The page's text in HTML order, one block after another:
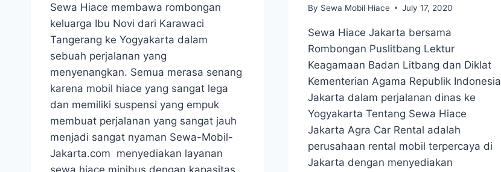
Sewa Hiace membawa rombongan
keluarga Ibu Novi dari Karawaci
Tangerang ke Yogyakarta dalam
sebuah perjalanan yang
menyenangkan. Semua merasa senang
karena mobil hiace yang sangat lega
dan memiliki suspensi yang empuk
membuat perjalanan yang sangat jauh
menjadi sangat nyaman Sewa-Mobil-
Jakarta.com menyediakan layanan
sewa hiace minibus dengan kapasitas
By Sewa Mobil Hiace July 17, 2020
Sewa Hiace Jakarta bersama
Rombongan Puslitbang Lektur
Keagamaan Badan Litbang dan Diklat
Kementerian Agama Republik Indonesia
Jakarta dalam perjalanan dinas ke
Yogyakarta Tentang Sewa Hiace
Jakarta Agra Car Rental adalah
perusahaan rental mobil terpercaya di
Jakarta dengan menyediakan